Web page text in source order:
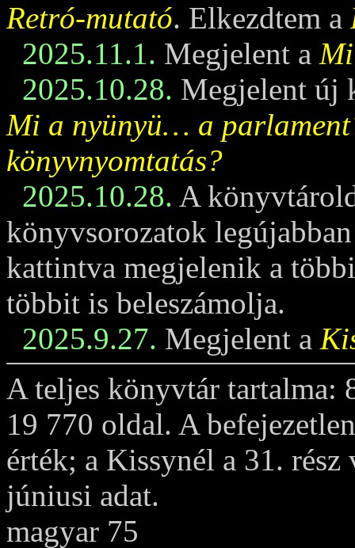
Retró-mutató. Elkezdtem a
2025.11.1. Megjelent a
2025.10.28. Megjelent új
Mi a nyünyü… a
könyvnyomtatás?
2025.10.28. A
könyvsorozatok
kattintva megjelenik a
többit is beleszámolja.
2025.9.27. Megjelent a
A teljes könyvtár tartalma:
19 770 oldal. A
érték; a Kissynél a 31.
júniusi adat.
magyar 75